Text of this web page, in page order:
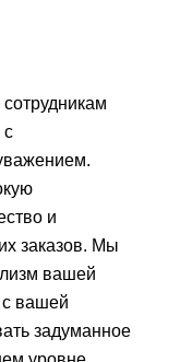
и
заказов. Мы
вашей
вашей
задуманное